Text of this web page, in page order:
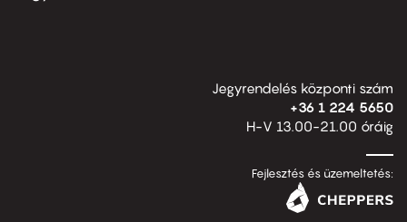
Jegyrendelés központi szám
+36 1 224 5650
H-V 13.00-21.00 óráig
Fejlesztés és üzemeltetés: